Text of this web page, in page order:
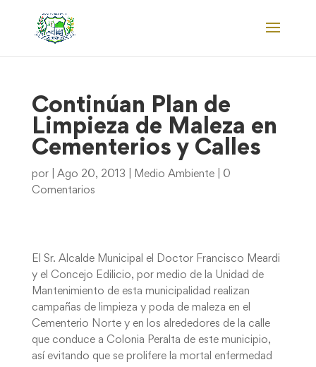
Continúan Plan de
Limpieza de Maleza en
Cementerios y Calles
por Ago 20, 2013 Medio Ambiente| 0
Comentarios
El Sr. Alcalde Municipal el Doctor Francisco Meardi
y el Concejo Edilicio, por medio de la Unidad de
Mantenimiento de esta municipalidad realizan
campañas de limpieza y poda de maleza en el
Cementerio Norte y en los alrededores de la calle
que conduce a Colonia Peralta de este municipio,
así evitando que se prolifere la mortal enfermedad